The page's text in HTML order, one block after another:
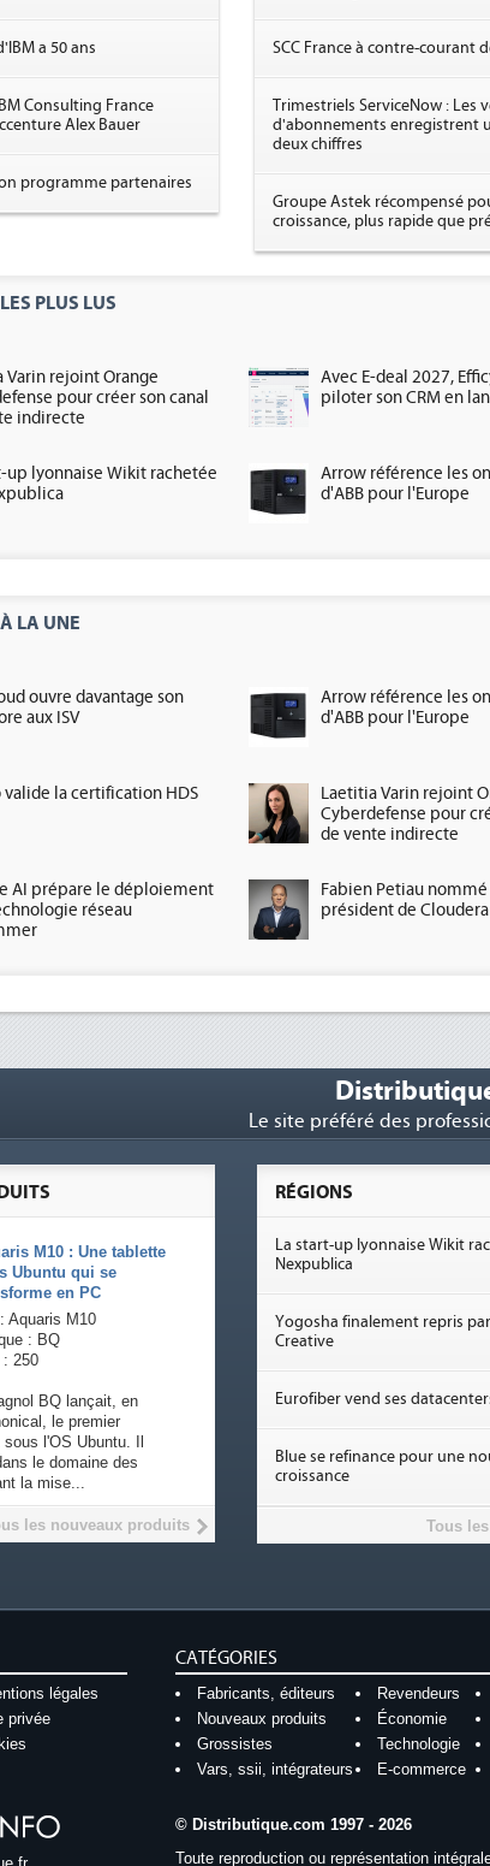
a 50 ans
Consulting France
Alex Bauer
programme partenaires
SCC France à contre-courant
Trimestriels ServiceNow : Les
d'abonnements enregistrent
deux chiffres
Groupe Astek récompensé
croissance, plus rapide que
LES PLUS LUS
Varin rejoint Orange
pour créer son canal
indirecte
Avec E-deal 2027,
piloter son CRM en
up lyonnaise Wikit rachetée
Arrow référence les
d'ABB pour l'Europe
À LA UNE
ouvre davantage son
aux ISV
Arrow référence les
d'ABB pour l'Europe
valide la certification HDS
Laetitia Varin rejoint
Cyberdefense pour
de vente indirecte
AI prépare le déploiement
réseau
Fabien Petiau
président de Cloudera
Le site préféré des
M10 : Une tablette
Ubuntu qui se
en PC
Aquaris M10
: BQ
: 250
BQ lançait, en
le premier
l'OS Ubuntu. Il
le domaine des
la mise...
les nouveaux produits
RÉGIONS
La start-up lyonnaise Wikit
Nexpublica
Yogosha finalement repris
Creative
Eurofiber vend ses
Blue se refinance pour une
croissance
Tous
légales
privée
CATÉGORIES
Fabricants, éditeurs Revendeurs
Nouveaux produits
Économie
Grossistes
Technologie
Vars, ssii, intégrateurs
E-commerce
© Distributique.com 1997 - 2026
Toute reproduction ou représentation